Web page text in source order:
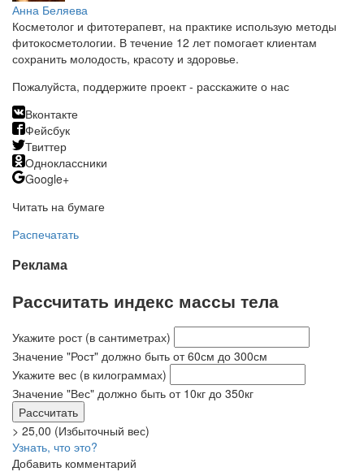
Анна Беляева
Косметолог и фитотерапевт, на практике использую методы
фитокосметологии. В течение 12 лет помогает клиентам
сохранить молодость, красоту и здоровье.
Пожалуйста, поддержите проект - расскажите о нас
Вконтакте
Фейсбук
Твиттер
Одноклассники
Google+
Читать на бумаге
Распечатать
Реклама
Рассчитать индекс массы тела
Укажите рост (в сантиметрах)
Значение "Рост" должно быть от 60см до 300см
Укажите вес (в килограммах)
Значение "Вес" должно быть от 10кг до 350кг
> 25,00 (Избыточный вес)
Узнать, что это?
Добавить комментарий